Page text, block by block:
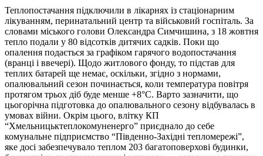
Теплопостачання підключили в лікарнях із стаціонарним
лікуванням, перинатальний центр та військовий госпіталь. За
словами міського голови Олександра Симчишина, з 18 жовтня
тепло подали у 80 відсотків дитячих садків. Поки що
опалення подається за графіком гарячого водопостачання
(вранці і ввечері). Щодо житлового фонду, то підстав для
теплих батарей ще немає, оскільки, згідно з нормами,
опалювальний сезон починається, коли температура повітря
протягом трьох діб буде менше +8°С. Варто зазначити, що
цьогорічна підготовка до опалювального сезону відбувалась в
умовах війни. Окрім цього, влітку КП
“Хмельницьктеплокомуненерго” приєднало до себе
комунальне підприємство “Південно-Західні тепломережі”,
яке досі забезпечувало теплом 203 багатоповерхові будинки,